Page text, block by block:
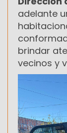
adelante
brindar
vecinos y